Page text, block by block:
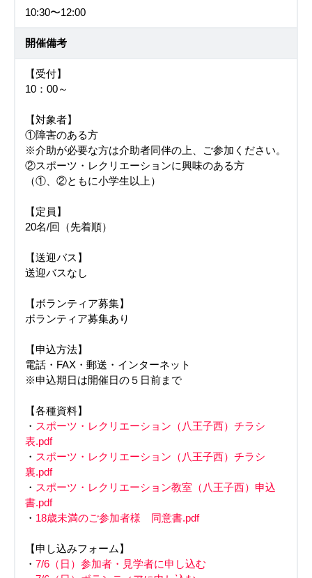
10:30〜12:00
開催備考
【受付】
10：00～
【対象者】
①障害のある方
※介助が必要な方は介助者同伴の上、ご参加ください。
②スポーツ・レクリエーションに興味のある方
（①、②ともに小学生以上）
【定員】
20名/回（先着順）
【送迎バス】
送迎バスなし
【ボランティア募集】
ボランティア募集あり
【申込方法】
電話・FAX・郵送・インターネット
※申込期日は開催日の５日前まで
【各種資料】
・ スポーツ・レクリエーション（八王子西）チラシ
表.pdf
・ スポーツ・レクリエーション（八王子西）チラシ
裏.pdf
・ スポーツ・レクリエーション教室（八王子西）申込
書.pdf
・ 18歳未満のご参加者様 同意書.pdf
【申し込みフォーム】
・ 7/6（日）参加者・見学者に申し込む